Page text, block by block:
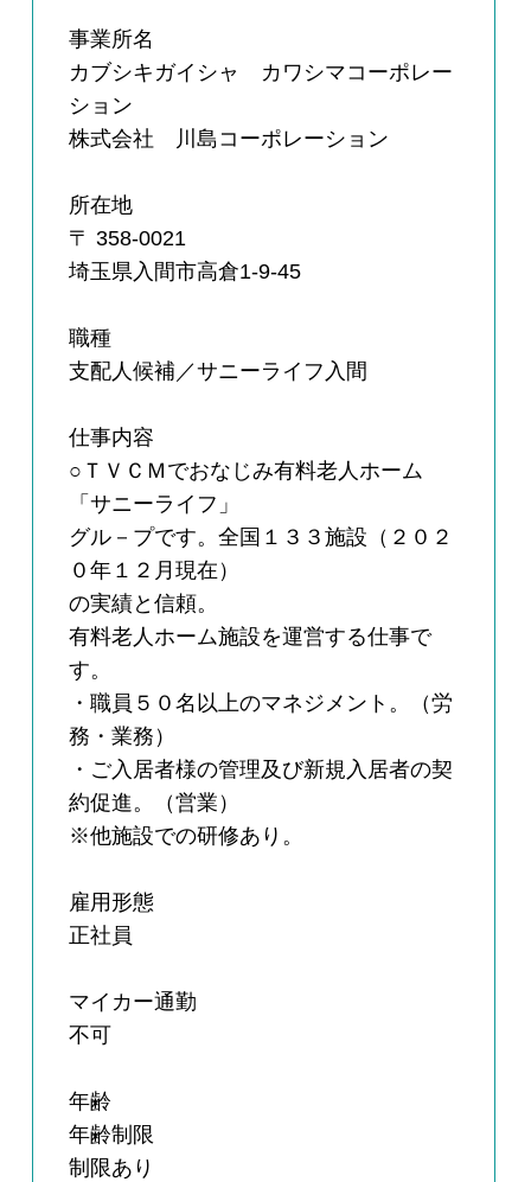
事業所名
カブシキガイシャ カワシマコーポレー
ション
株式会社 川島コーポレーション
所在地
〒 358-0021
埼玉県入間市高倉1-9-45
職種
支配人候補／サニーライフ入間
仕事内容
○ＴＶＣＭでおなじみ有料老人ホーム
「サニーライフ」
グル－プです。全国１３３施設（２０２
０年１２月現在）
の実績と信頼。
有料老人ホーム施設を運営する仕事で
す。
・職員５０名以上のマネジメント。（労
務・業務）
・ご入居者様の管理及び新規入居者の契
約促進。（営業）
※他施設での研修あり。
雇用形態
正社員
マイカー通勤
不可
年齢
年齢制限
制限あり